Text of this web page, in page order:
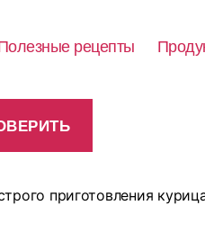
рецепты
приготовления